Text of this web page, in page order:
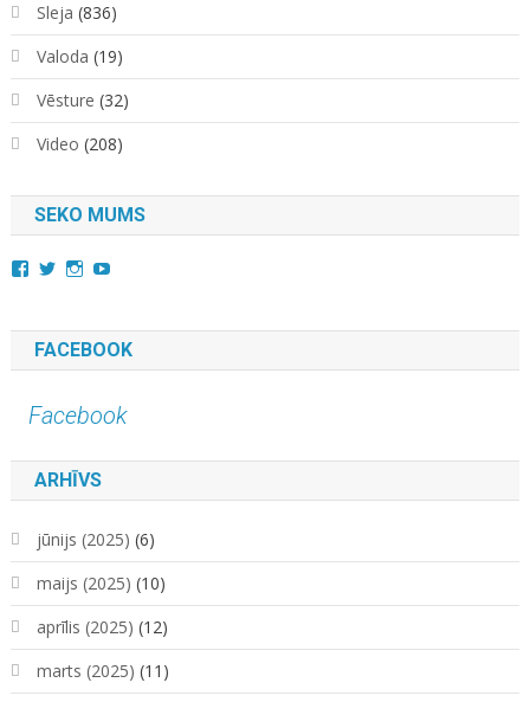
Sleja (836)
Valoda (19)
Vēsture (32)
Video (208)
SEKO MUMS
View
Facebook
View
Twitter
View
Instagram
YouTube
FACEBOOK
Facebook
ARHĪVS
jūnijs (2025) (6)
maijs (2025) (10)
aprīlis (2025) (12)
marts (2025) (11)